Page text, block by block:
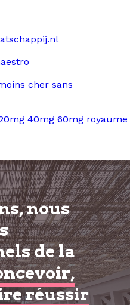
cher sans
40mg 60mg royaume
nous
de la
réussir